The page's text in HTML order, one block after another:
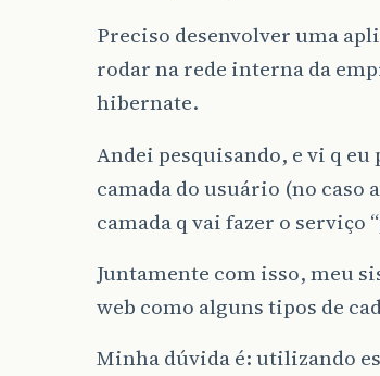
Preciso desenvolver uma
rodar na rede interna da
hibernate.
Andei pesquisando, e vi q eu
camada do usuário (no
camada q vai fazer o serviço
Juntamente com isso, meu
web como alguns tipos de
Minha dúvida é: utilizando